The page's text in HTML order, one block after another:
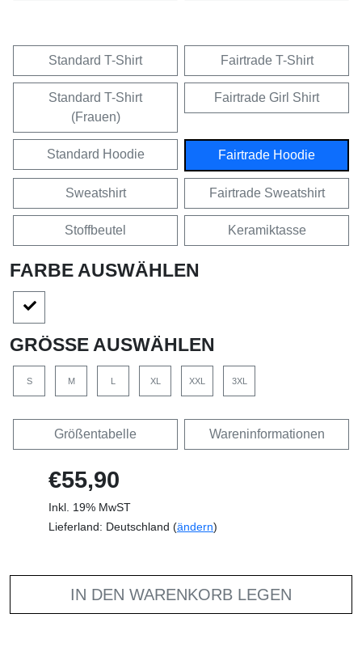
Standard T-Shirt Fairtrade T-Shirt
Standard T-Shirt
(Frauen)
Fairtrade Girl Shirt
Standard Hoodie Fairtrade Hoodie
Sweatshirt Fairtrade Sweatshirt
Stoffbeutel Keramiktasse
FARBE AUSWÄHLEN
GRÖSSE AUSWÄHLEN
S M L XL XXL 3XL
Größentabelle Wareninformationen
€55,90
Inkl. 19% MwST
Lieferland: Deutschland (ändern)
IN DEN WARENKORB LEGEN